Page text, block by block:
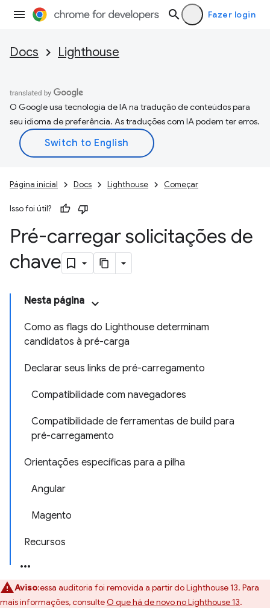
Fazer login
Docs Lighthouse
O Google usa tecnologia de IA na tradução de conteúdos para
seu idioma de preferência. As traduções com IA podem ter erros.
Página inicial Docs Lighthouse Começar
Isso foi útil?
Pré-carregar solicitações de
chave
Nesta página
Como as flags do Lighthouse determinam
candidatos à pré-carga
Declarar seus links de pré-carregamento
Compatibilidade com navegadores
Compatibilidade de ferramentas de build para
pré-carregamento
Orientações específicas para a pilha
Angular
Magento
Recursos
Aviso:essa auditoria foi removida a partir do Lighthouse 13. Para
mais informações, consulteO que há de novo no Lighthouse 13.